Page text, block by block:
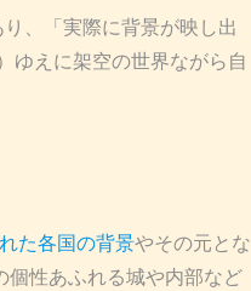
り、「実際に背景が映し出
ゆえに架空の世界ながら自
た各国の背景やその元とな
個性あふれる城や内部など